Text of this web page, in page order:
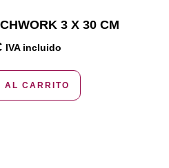
3 X 30 CM
IVA incluido
AL CARRITO